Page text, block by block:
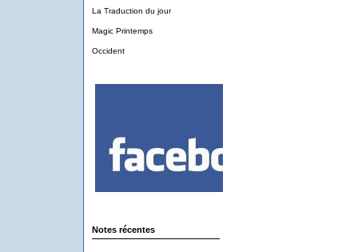
La Traduction du jour
Magic Printemps
Occident
Notes récentes